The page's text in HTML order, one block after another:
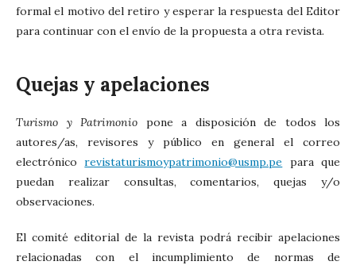
formal el motivo del retiro y esperar la respuesta del Editor
para continuar con el envío de la propuesta a otra revista.
Quejas y apelaciones
Turismo y Patrimonio pone a disposición de todos los
autores/as, revisores y público en general el correo
electrónicorevistaturismoypatrimonio@usmp.pe para que
puedan realizar consultas, comentarios, quejas y/o
observaciones.
El comité editorial de la revista podrá recibir apelaciones
relacionadas con el incumplimiento de normas de